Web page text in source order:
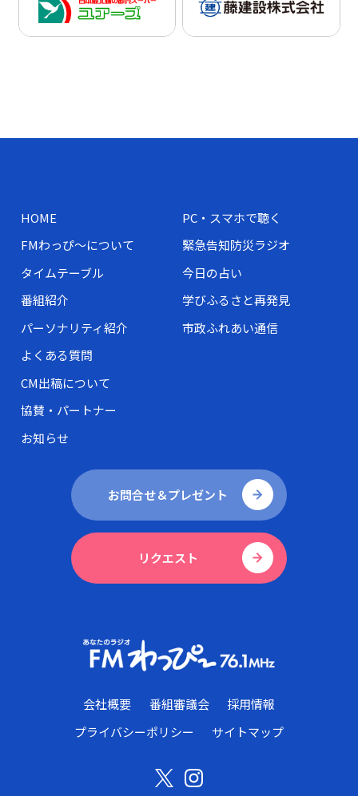
HOME
FMわっぴ～について
タイムテーブル
番組紹介
パーソナリティ紹介
よくある質問
PC・スマホで聴く
緊急告知防災ラジオ
今日の占い
学びふるさと再発見
市政ふれあい通信
CM出稿について
協賛・パートナー
お知らせ
お問合せ＆プレゼント
リクエスト
会社概要 番組審議会
採用情報
プライバシーポリシー
サイトマップ